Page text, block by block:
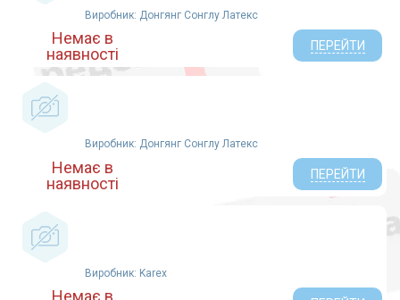
Виробник: Донгянг Сонглу Латекс
Немає в
наявності
ПЕРЕЙТИ
Виробник: Донгянг Сонглу Латекс
Немає в
наявності
ПЕРЕЙТИ
Виробник: Karex
Немає в